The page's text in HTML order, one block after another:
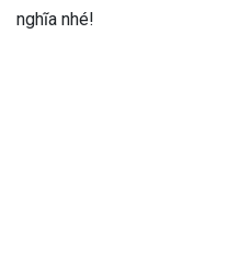
nghĩa nhé!